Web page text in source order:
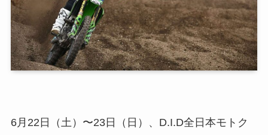
6月22日（土）〜23日（日）、D.I.D全日本モトク